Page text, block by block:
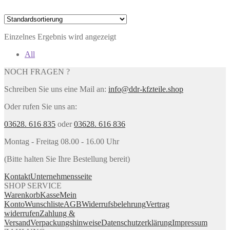
Einzelnes Ergebnis wird angezeigt
All
NOCH FRAGEN ?
Schreiben Sie uns eine Mail an: info@ddr-kfzteile.shop
Oder rufen Sie uns an:
03628. 616 835 oder03628. 616 836
Montag - Freitag 08.00 - 16.00 Uhr
(Bitte halten Sie Ihre Bestellung bereit)
KontaktUnternehmensseite
SHOP SERVICE
WarenkorbKasseMein
KontoWunschlisteAGBWiderrufsbelehrungVertrag
widerrufenZahlung &
VersandVerpackungshinweiseDatenschutzerklärungImpressum